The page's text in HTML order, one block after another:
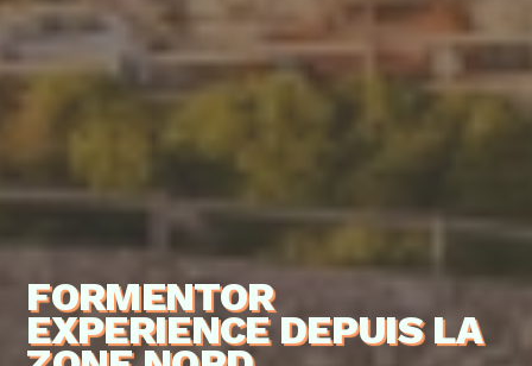
FORMENTOR
EXPERIENCE DEPUIS LA